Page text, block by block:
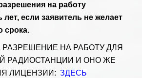
на работу
лет, если заявитель не желает
срока.
НА РАБОТУ ДЛЯ
РАДИОСТАНЦИИ И ОНО ЖЕ
ЛИЦЕНЗИИ: ЗДЕСЬ